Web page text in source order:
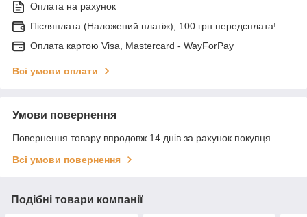
Оплата на рахунок
Післяплата (Наложений платіж), 100 грн передсплата!
Оплата картою Visa, Mastercard - WayForPay
Всі умови оплати
Умови повернення
Повернення товару впродовж 14 днів за рахунок покупця
Всі умови повернення
Подібні товари компанії